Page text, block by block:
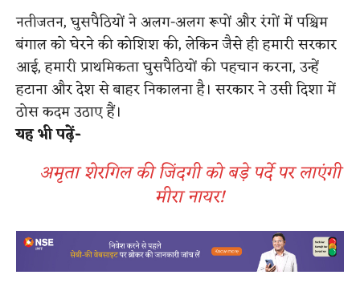
नतीजतन, घुसपैठियों ने अलग-अलग रूपों और रंगों में पश्चिम
बंगाल को घेरने की कोशिश की, लेकिन जैसे ही हमारी सरकार
आई, हमारी प्राथमिकता घुसपैठियों की पहचान करना, उन्हें
हटाना और देश से बाहर निकालना है। सरकार ने उसी दिशा में
ठोस कदम उठाए हैं।
यह भी पढ़ें-
अमृता शेरगिल की जिंदगी को बड़े पर्दे पर लाएंगी
मीरा नायर!